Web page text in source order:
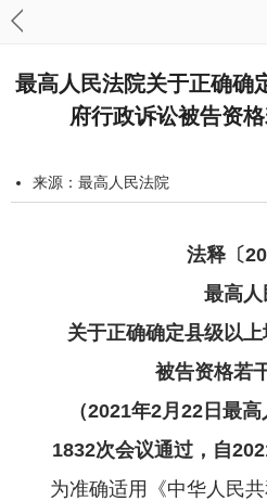
最高人民法院关于正确确
府行政诉讼被告资
来源：最高人民法院
法释〔
最高人
关于正确确定县级以上
被告资格若干
（2021年2月22日最高
1832次会议通过，自
为准确适用《中华人民共